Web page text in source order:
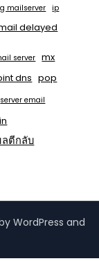
mailserver
ip
delayed
server
mx
dns pop
server email
ลตีกลับ
WordPress and